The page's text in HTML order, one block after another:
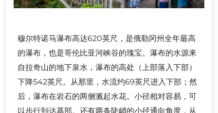
穆尔特诺马瀑布高达620英尺，是俄勒冈州全年最高
的瀑布，也是哥伦比亚河峡谷的瑰宝。瀑布的水源来
自拉奇山的地下泉水，瀑布的高处（上部落入下部）
下降542英尺。从那里，水流约69英尺进入下部；然
后，瀑布在岩石的两侧溅起水花。小径相对容易，可
以步行到达基部。还有两条陡峭的小径通向角度，从